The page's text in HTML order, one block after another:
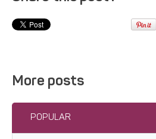
More posts
POPULAR